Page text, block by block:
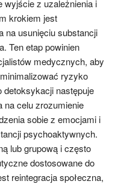
wyjście z uzależnienia i
krokiem jest
na usunięciu substancji
Ten etap powinien
medycznych, aby
ryzyko
detoksykacji następuje
na celu zrozumienie
sobie z emocjami i
psychoaktywnych.
lub grupową i często
dostosowane do
reintegracja społeczna,